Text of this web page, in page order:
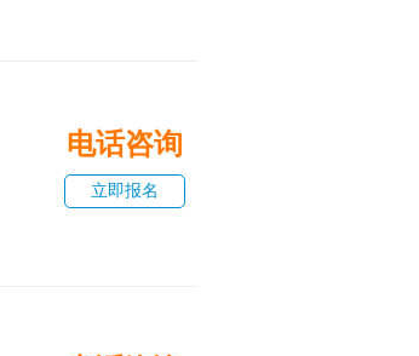
电话咨询
立即报名